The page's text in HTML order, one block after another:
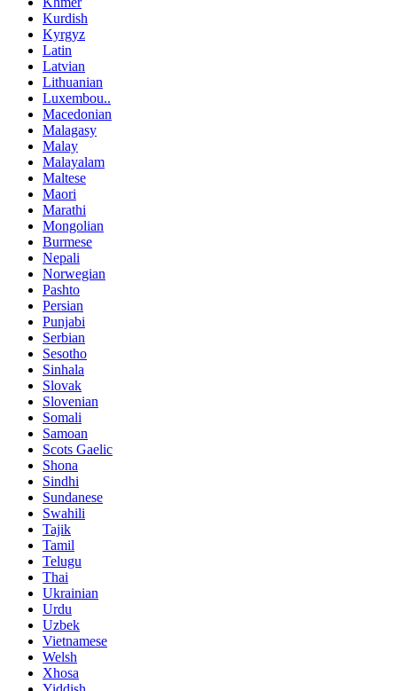
Kurdish
Kyrgyz
Latin
Latvian
Lithuanian
Luxembou..
Macedonian
Malagasy
Malay
Malayalam
Maltese
Maori
Marathi
Mongolian
Burmese
Nepali
Norwegian
Pashto
Persian
Punjabi
Serbian
Sesotho
Sinhala
Slovak
Slovenian
Somali
Samoan
Scots Gaelic
Shona
Sindhi
Sundanese
Swahili
Tajik
Tamil
Telugu
Thai
Ukrainian
Urdu
Uzbek
Vietnamese
Welsh
Xhosa